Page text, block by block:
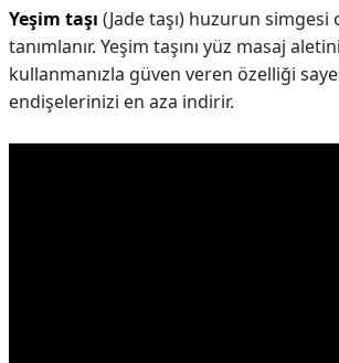
Yeşim taşı (Jade taşı) huzurun simgesi
tanımlanır. Yeşim taşını yüz masaj
kullanmanızla güven veren özelliği
endişelerinizi en aza indirir.